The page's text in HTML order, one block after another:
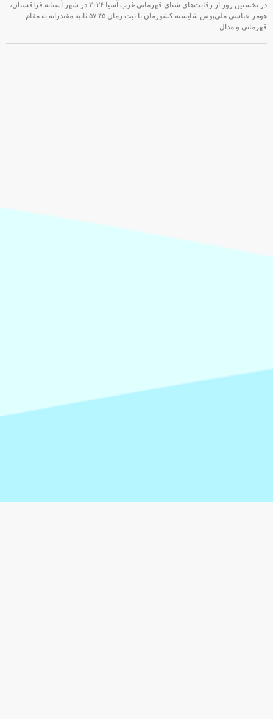
در نخستین روز از رقابت‌های شنای قهرمانی غرب آسیا ۲۰۲۶ در شهر آستانه قزاقستان،
هومر عباسی ملی‌پوش شایسته کشورمان با ثبت زمان ۵۷.۴۵ ثانیه مقتدرانه به مقام
قهرمانی و مدال